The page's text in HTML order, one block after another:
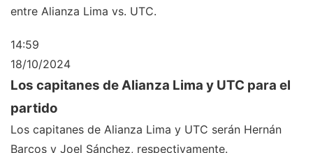
entre Alianza Lima vs. UTC.
14:59
18/10/2024
Los capitanes de Alianza Lima y UTC para el
partido
Los capitanes de Alianza Lima y UTC serán Hernán
Barcos y Joel Sánchez, respectivamente.